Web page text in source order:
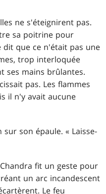
ne s'éteignirent pas.
sa poitrine pour
dit que ce n'était pas une
trop interloquée
ses mains brûlantes.
pas. Les flammes
il n'y avait aucune
son épaule. « Laisse-
fit un geste pour
un arc incandescent
Le feu